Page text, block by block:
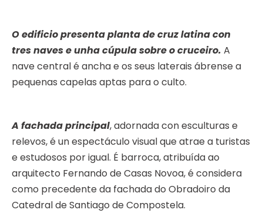
O edificio presenta planta de cruz latina con
tres naves e unha cúpula sobre o cruceiro. A
nave central é ancha e os seus laterais ábrense a
pequenas capelas aptas para o culto.
A fachada principal, adornada con esculturas e
relevos, é un espectáculo visual que atrae a turistas
e estudosos por igual. É barroca, atribuída ao
arquitecto Fernando de Casas Novoa, é considera
como precedente da fachada do Obradoiro da
Catedral de Santiago de Compostela.